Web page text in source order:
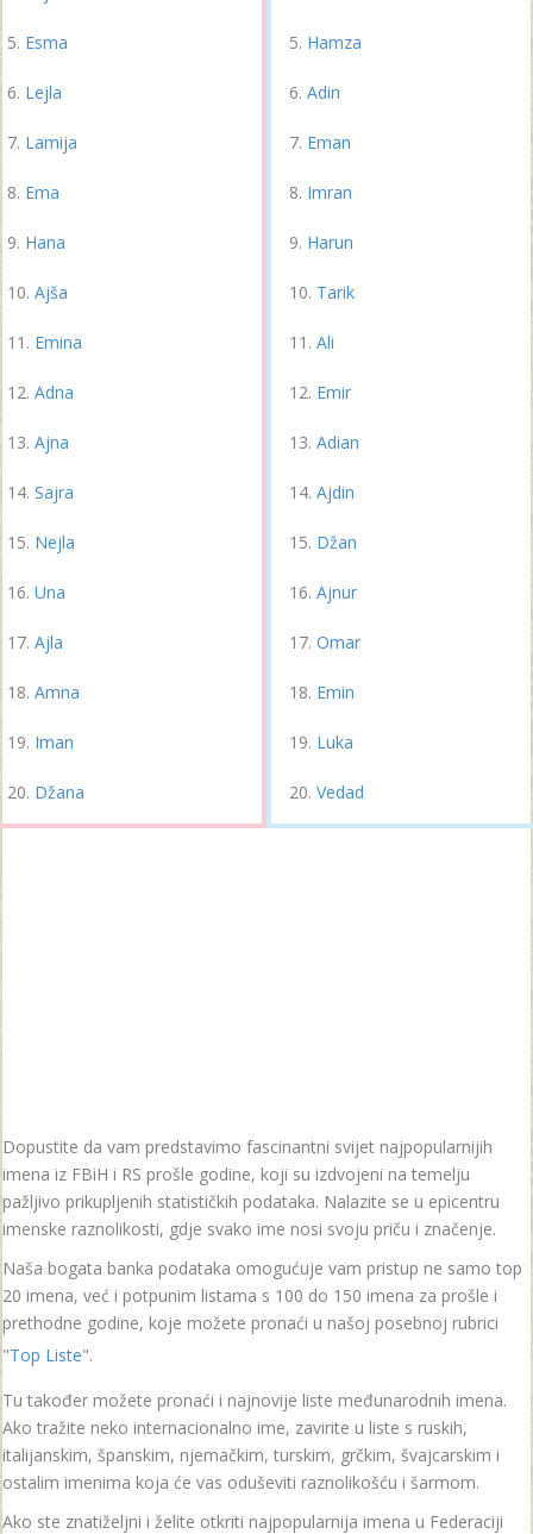
Esma
Lejla
Lamija
Ema
Hana
Ajša
Emina
Adna
Ajna
Sajra
Nejla
Una
Ajla
Amna
Iman
Džana
Hamza
Adin
Eman
Imran
Harun
Tarik
Ali
Emir
Adian
Ajdin
Džan
Ajnur
Omar
Emin
Luka
Vedad
Dopustite da vam predstavimo fascinantni svijet najpopularnijih
imena iz FBiH i RS prošle godine, koji su izdvojeni na temelju
pažljivo prikupljenih statističkih podataka. Nalazite se u epicentru
imenske raznolikosti, gdje svako ime nosi svoju priču i značenje.
Naša bogata banka podataka omogućuje vam pristup ne samo top
20 imena, već i potpunim listama s 100 do 150 imena za prošle i
prethodne godine, koje možete pronaći u našoj posebnoj rubrici
"Top Liste".
Tu također možete pronaći i najnovije liste međunarodnih imena.
Ako tražite neko internacionalno ime, zavirite u liste s ruskih,
italijanskim, španskim, njemačkim, turskim, grčkim, švajcarskim i
ostalim imenima koja će vas oduševiti raznolikošću i šarmom.
Ako ste znatiželjni i želite otkriti najpopularnija imena u Federaciji